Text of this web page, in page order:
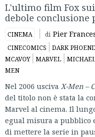
L'ultimo film Fox
debole conclusione
CINEMA di Pier
CINECOMICS DARK
MCAVOY
MARVEL
MEN
Nel 2006 usciva X-Men –
del titolo non è stata la
Marvel al cinema. Il
egual misura a pubblico
di mettere la serie in